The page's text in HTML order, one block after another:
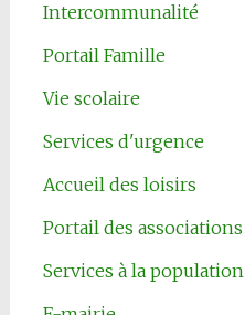
Intercommunalité
Portail Famille
Vie scolaire
Services d'urgence
Accueil des loisirs
Portail des associations
Services à la population